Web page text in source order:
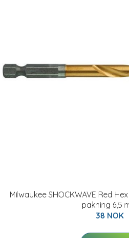
Milwaukee SHOCKWAVE Red
pakning 6,5
38 NOK